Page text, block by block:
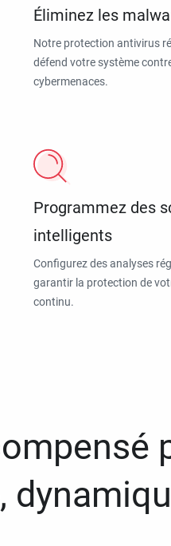
Éliminez les
Notre protection antivirus
défend votre système
cybermenaces.
Programmez des
intelligents
Configurez des analyses
garantir la protection de
continu.